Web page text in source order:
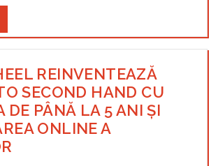
REINVENTEAZĂ
SECOND HAND CU
DE PÂNĂ LA 5 ANI ȘI
ONLINE A